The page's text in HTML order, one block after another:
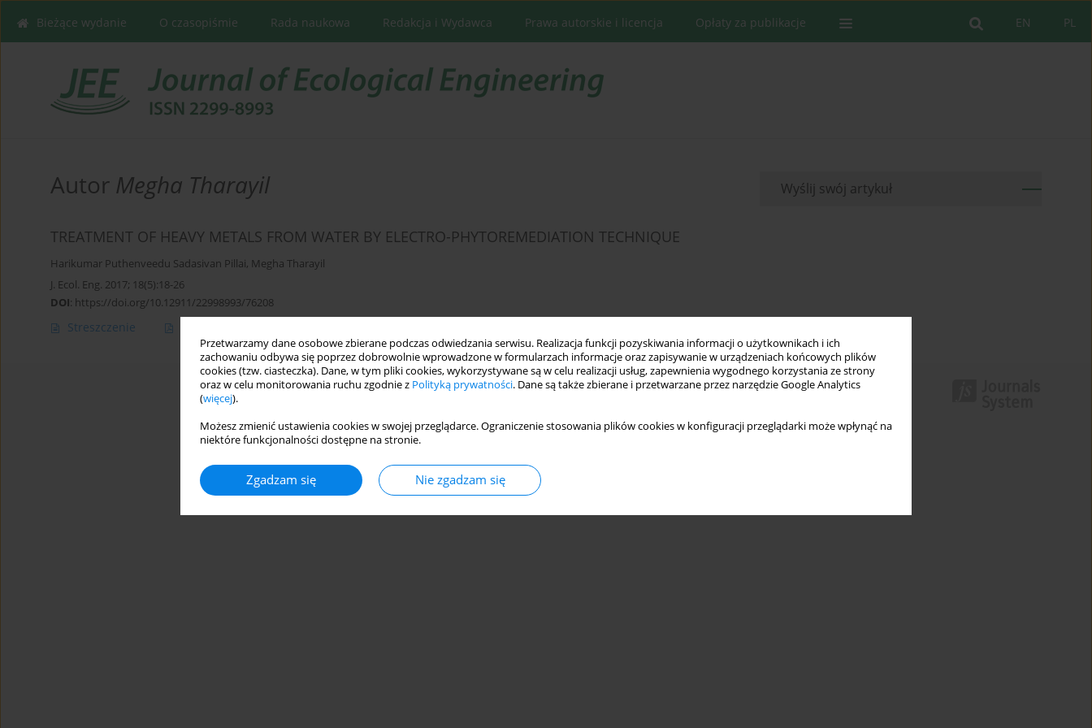
Przetwarzamy dane osobowe zbierane podczas odwiedzania serwisu. Realizacja funkcji pozyskiwania informacji o użytkownikach i ich
zachowaniu odbywa się poprzez dobrowolnie wprowadzone w formularzach informacje oraz zapisywanie w urządzeniach końcowych plików
cookies (tzw. ciasteczka). Dane, w tym pliki cookies, wykorzystywane są w celu realizacji usług, zapewnienia wygodnego korzystania ze strony
oraz w celu monitorowania ruchu zgodnie z Polityką prywatności. Dane są także zbierane i przetwarzane przez narzędzie Google Analytics
(więcej).
Możesz zmienić ustawienia cookies w swojej przeglądarce. Ograniczenie stosowania plików cookies w konfiguracji przeglądarki może wpłynąć na
niektóre funkcjonalności dostępne na stronie.
Zgadzam się Nie zgadzam się
PL
EN
Bieżące wydanie O czasopiśmie Rada naukowa Redakcja i Wydawca Prawa autorskie i licencja Opłaty za publikacje
Autor Megha Tharayil
TREATMENT OF HEAVY METALS FROM WATER BY ELECTRO-PHYTOREMEDIATION TECHNIQUE
Harikumar Puthenveedu Sadasivan Pillai, Megha Tharayil
J. Ecol. Eng. 2017; 18(5):18-26
DOI: https://doi.org/10.12911/22998993/76208
Streszczenie
Wyślij swój artykuł